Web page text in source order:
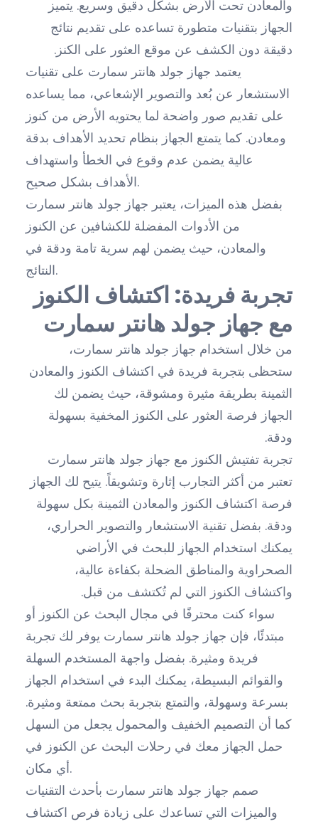
والمعادن تحت الأرض بشكل دقيق وسريع. يتميز
الجهاز بتقنيات متطورة تساعده على تقديم نتائج
دقيقة دون الكشف عن موقع العثور على الكنز.
يعتمد جهاز جولد هانتر سمارت على تقنيات
الاستشعار عن بُعد والتصوير الإشعاعي، مما يساعده
على تقديم صور واضحة لما يحتويه الأرض من كنوز
ومعادن. كما يتمتع الجهاز بنظام تحديد الأهداف بدقة
عالية يضمن عدم وقوع في الخطأ واستهداف
الأهداف بشكل صحيح.
بفضل هذه الميزات، يعتبر جهاز جولد هانتر سمارت
من الأدوات المفضلة للكشافين عن الكنوز
والمعادن، حيث يضمن لهم سرية تامة ودقة في
النتائج.
تجربة فريدة: اكتشاف الكنوز
مع جهاز جولد هانتر سمارت
من خلال استخدام جهاز جولد هانتر سمارت،
ستحظى بتجربة فريدة في اكتشاف الكنوز والمعادن
الثمينة بطريقة مثيرة ومشوقة، حيث يضمن لك
الجهاز فرصة العثور على الكنوز المخفية بسهولة
ودقة.
تجربة تفتيش الكنوز مع جهاز جولد هانتر سمارت
تعتبر من أكثر التجارب إثارة وتشويقاً. يتيح لك الجهاز
فرصة اكتشاف الكنوز والمعادن الثمينة بكل سهولة
ودقة. بفضل تقنية الاستشعار والتصوير الحراري،
يمكنك استخدام الجهاز للبحث في الأراضي
الصحراوية والمناطق الضحلة بكفاءة عالية،
واكتشاف الكنوز التي لم تُكتشف من قبل.
سواء كنت محترفًا في مجال البحث عن الكنوز أو
مبتدئًا، فإن جهاز جولد هانتر سمارت يوفر لك تجربة
فريدة ومثيرة. بفضل واجهة المستخدم السهلة
والقوائم البسيطة، يمكنك البدء في استخدام الجهاز
بسرعة وسهولة، والتمتع بتجربة بحث ممتعة ومثيرة.
كما أن التصميم الخفيف والمحمول يجعل من السهل
حمل الجهاز معك في رحلات البحث عن الكنوز في
أي مكان.
صمم جهاز جولد هانتر سمارت بأحدث التقنيات
والميزات التي تساعدك على زيادة فرص اكتشاف